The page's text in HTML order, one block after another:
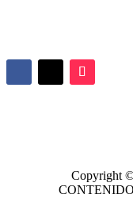
Copyright